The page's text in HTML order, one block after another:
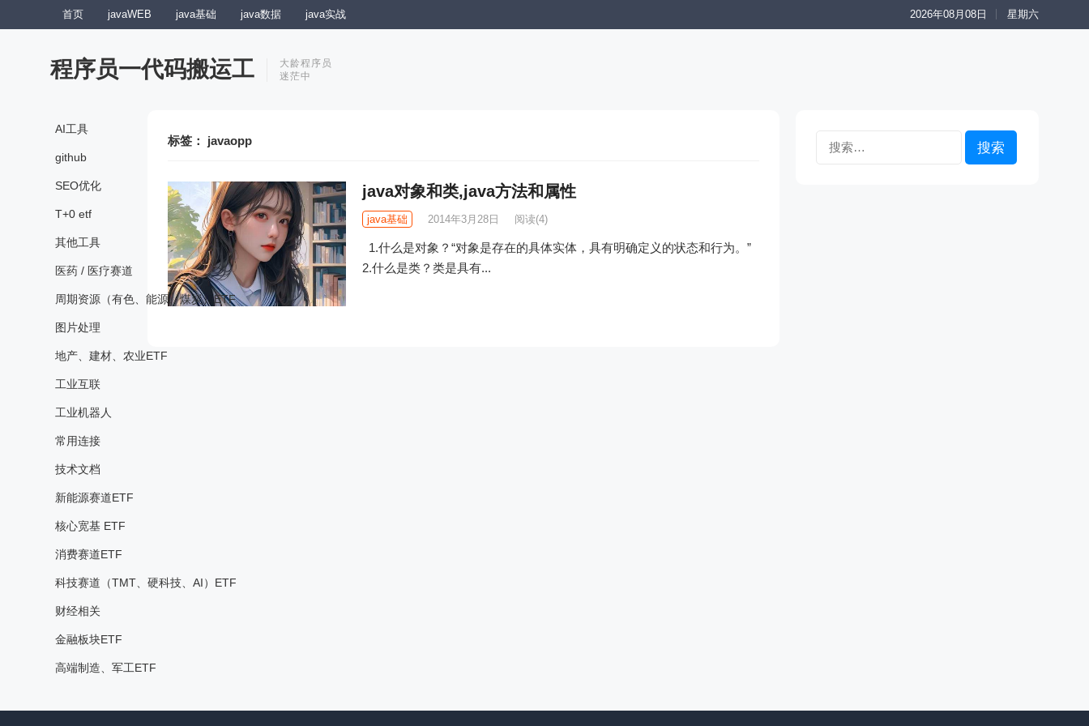
首页 javaWEB java基础 java数据 java实战 2026年08月08日 星期六
程序员一代码搬运工
大龄程序员
迷茫中
AI工具
github
SEO优化
T+0 etf
其他工具
医药 / 医疗赛道
周期资源（有色、能源、煤炭）ETF
图片处理
地产、建材、农业ETF
工业互联
工业机器人
常用连接
技术文档
新能源赛道ETF
核心宽基 ETF
消费赛道ETF
科技赛道（TMT、硬科技、AI）ETF
财经相关
金融板块ETF
高端制造、军工ETF
标签： javaopp
java对象和类,java方法和属性
java基础 2014年3月28日 阅读(4)
1.什么是对象？“对象是存在的具体实体，具有明确定义的状态和行为。”
2.什么是类？类是具有...